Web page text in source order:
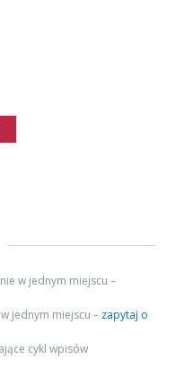
w jednym miejscu –
jednym miejscu – zapytaj o
cykl wpisów